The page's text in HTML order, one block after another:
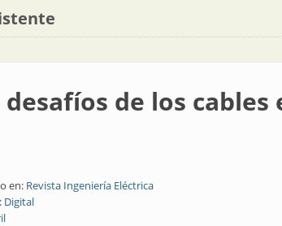
desafíos de los
en: Revista Ingeniería Eléctrica
Digital